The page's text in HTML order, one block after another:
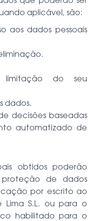
aplicável, são:
aos dados pessoais
do seu
dados.
decisões baseadas
automatizado de
obtidos poderão
de dados
por escrito ao
Lima S.L. ou para o
habilitado para o